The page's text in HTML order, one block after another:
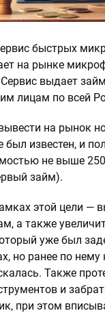
быстрых
на рынке
Сервис выдает
лицам по всей
на рынок
был известен, и
не выше
займ).
этой цели —
а также
уже был
но ранее по нему
Также
и
при этом